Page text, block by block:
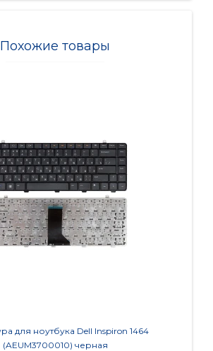
Похожие товары
для ноутбука Dell Inspiron 1464
(AEUM3700010) черная